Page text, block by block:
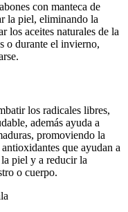
con manteca de
la piel, eliminando la
los aceites naturales de la
o durante el invierno,
los radicales libres,
además ayuda a
promoviendo la
que ayudan a
piel y a reducir la
o cuerpo.